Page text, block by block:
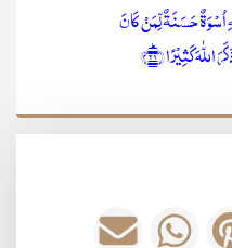
اُسۡوَۃٌ حَسَنَۃٌ لِّمَنۡ کَانَ
کَثِیۡرًا ﴿ؕ۲۱﴾